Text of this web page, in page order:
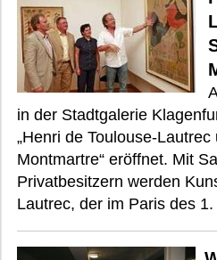
in der Stadtgalerie
„Henri de Toulouse-
Montmartre“ eröffnet. Mit
Privatbesitzern werden
Lautrec, der im Paris des